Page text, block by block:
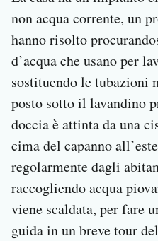
non acqua corrente, un
hanno risolto
d’acqua che usano per
sostituendo le tubazioni
posto sotto il lavandino
doccia è attinta da una
cima del capanno
regolarmente dagli
raccogliendo acqua
viene scaldata, per fare
guida in un breve tour